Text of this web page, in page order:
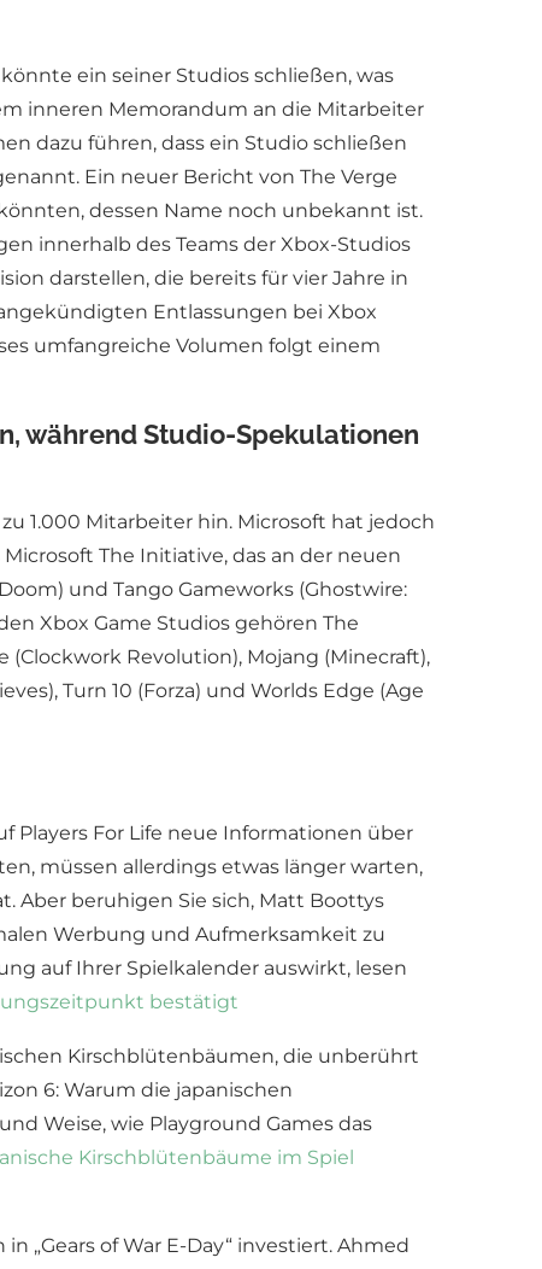
ein seiner Studios schließen, was
inneren Memorandum an die Mitarbeiter
dazu führen, dass ein Studio schließen
Ein neuer Bericht von The Verge
dessen Name noch unbekannt ist.
innerhalb des Teams der Xbox-Studios
darstellen, die bereits für vier Jahre in
Entlassungen bei Xbox
umfangreiche Volumen folgt einem
während Studio-Spekulationen
1.000 Mitarbeiter hin. Microsoft hat jedoch
The Initiative, das an der neuen
und Tango Gameworks (Ghostwire:
Xbox Game Studios gehören The
(Clockwork Revolution), Mojang (Minecraft),
Turn 10 (Forza) und Worlds Edge (Age
Players For Life neue Informationen über
müssen allerdings etwas länger warten,
Aber beruhigen Sie sich, Matt Boottys
Werbung und Aufmerksamkeit zu
auf Ihrer Spielkalender auswirkt, lesen
bestätigt
Kirschblütenbäumen, die unberührt
6: Warum die japanischen
Weise, wie Playground Games das
Kirschblütenbäume im Spiel
„Gears of War E-Day“ investiert. Ahmed